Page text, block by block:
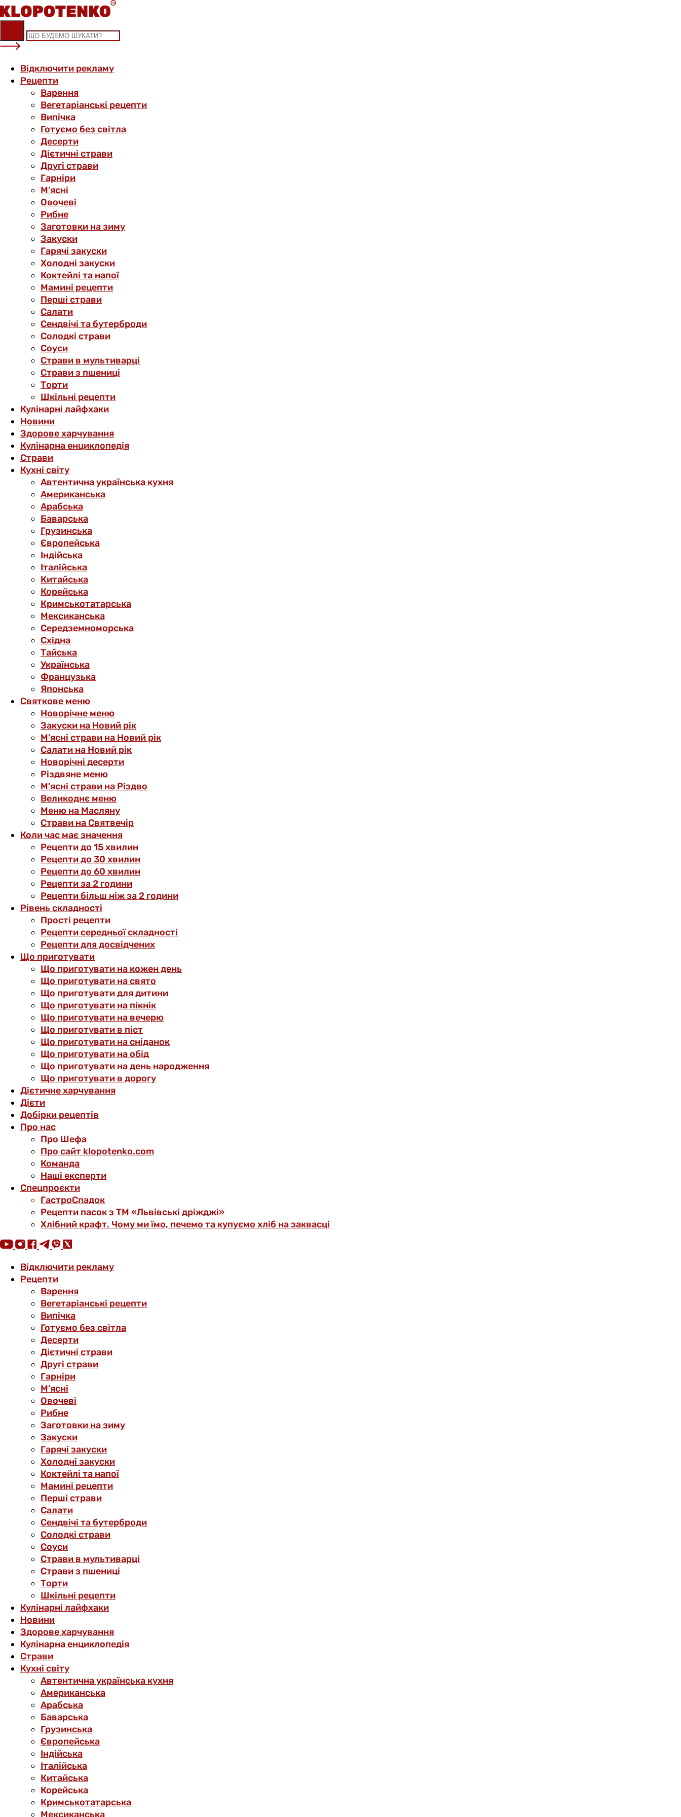
Skip
to
content
Відключити рекламу
Рецепти
Варення
Вегетаріанські рецепти
Випічка
Готуємо без світла
Десерти
Дієтичні страви
Другі страви
Гарніри
М’ясні
Овочеві
Рибне
Заготовки на зиму
Закуски
Гарячі закуски
Холодні закуски
Коктейлі та напої
Мамині рецепти
Перші страви
Салати
Сендвічі та бутерброди
Солодкі страви
Соуси
Страви в мультиварці
Страви з пшениці
Торти
Шкільні рецепти
Кулінарні лайфхаки
Новини
Здорове харчування
Кулінарна енциклопедія
Страви
Кухні світу
Автентична українська кухня
Американська
Арабська
Баварська
Грузинська
Європейська
Індійська
Італійська
Китайська
Корейська
Кримськотатарська
Мексиканська
Середземноморська
Східна
Тайська
Українська
Французька
Японська
Святкове меню
Новорічне меню
Закуски на Новий рік
М’ясні страви на Новий рік
Салати на Новий рік
Новорічні десерти
Різдвяне меню
М’ясні страви на Різдво
Великоднє меню
Меню на Масляну
Страви на Святвечір
Коли час має значення
Рецепти до 15 хвилин
Рецепти до 30 хвилин
Рецепти до 60 хвилин
Рецепти за 2 години
Рецепти більш ніж за 2 години
Рівень складності
Прості рецепти
Рецепти середньої складності
Рецепти для досвідчених
Що приготувати
Що приготувати на кожен день
Що приготувати на свято
Що приготувати для дитини
Що приготувати на пікнік
Що приготувати на вечерю
Що приготувати в піст
Що приготувати на сніданок
Що приготувати на обід
Що приготувати на день народження
Що приготувати в дорогу
Дієтичне харчування
Дієти
Добірки рецептів
Про нас
Про Шефа
Про сайт klopotenko.com
Команда
Наші експерти
Спецпроєкти
ГастроСпадок
Рецепти пасок з ТМ «Львівські дріжджі»
Хлібний крафт. Чому ми їмо, печемо та купуємо хліб на заквасці
Відключити рекламу
Рецепти
Варення
Вегетаріанські рецепти
Випічка
Готуємо без світла
Десерти
Дієтичні страви
Другі страви
Гарніри
М’ясні
Овочеві
Рибне
Заготовки на зиму
Закуски
Гарячі закуски
Холодні закуски
Коктейлі та напої
Мамині рецепти
Перші страви
Салати
Сендвічі та бутерброди
Солодкі страви
Соуси
Страви в мультиварці
Страви з пшениці
Торти
Шкільні рецепти
Кулінарні лайфхаки
Новини
Здорове харчування
Кулінарна енциклопедія
Страви
Кухні світу
Автентична українська кухня
Американська
Арабська
Баварська
Грузинська
Європейська
Індійська
Італійська
Китайська
Корейська
Кримськотатарська
Мексиканська